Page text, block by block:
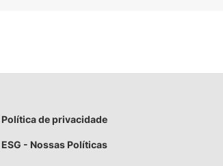
Política de privacidade
ESG - Nossas Políticas